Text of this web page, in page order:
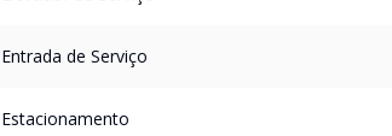
Entrada de Serviço
Estacionamento